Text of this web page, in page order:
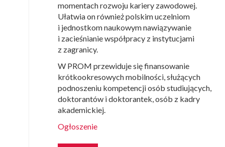
momentach rozwoju kariery zawodowej.
Ułatwia on również polskim uczelniom
i jednostkom naukowym nawiązywanie
i zacieśnianie współpracy z instytucjami
z zagranicy.
W PROM przewiduje się finansowanie
krótkookresowych mobilności, służących
podnoszeniu kompetencji osób studiujących,
doktorantów i doktorantek, osób z kadry
akademickiej.
Ogłoszenie